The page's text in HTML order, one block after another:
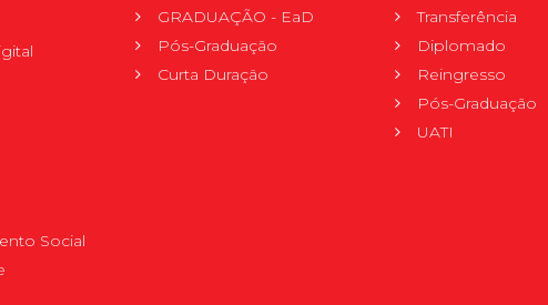
Social
GRADUAÇÃO - EaD
Pós-Graduação
Curta Duração
Transferência
Diplomado
Reingresso
Pós-Graduação
UATI